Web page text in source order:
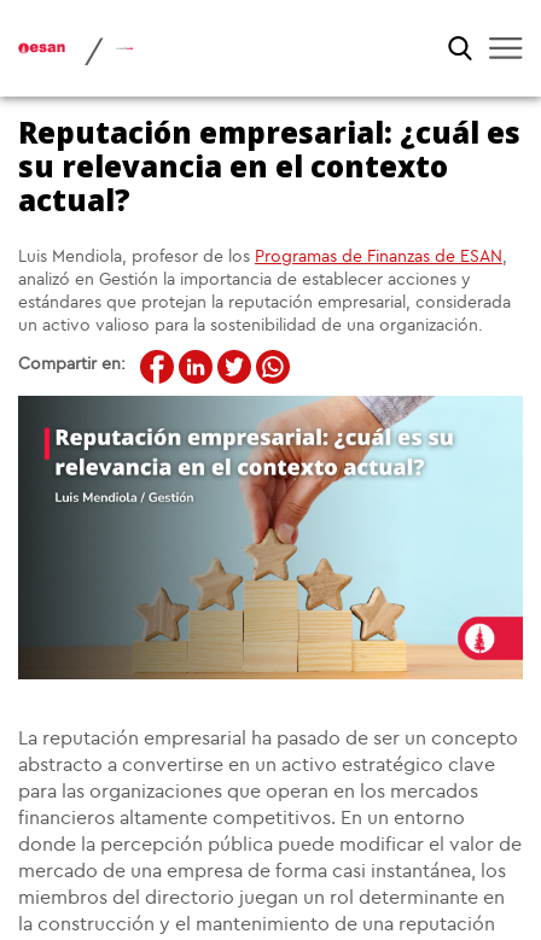
/
Reputación empresarial: ¿cuál es
su relevancia en el contexto
actual?
Luis Mendiola, profesor de los Programas de Finanzas de ESAN ,
analizó en Gestión la importancia de establecer acciones y
estándares que protejan la reputación empresarial, considerada
un activo valioso para la sostenibilidad de una organización.
Compartir en:
La reputación empresarial ha pasado de ser un concepto
abstracto a convertirse en un activo estratégico clave
para las organizaciones que operan en los mercados
financieros altamente competitivos. En un entorno
donde la percepción pública puede modificar el valor de
mercado de una empresa de forma casi instantánea, los
miembros del directorio juegan un rol determinante en
la construcción y el mantenimiento de una reputación